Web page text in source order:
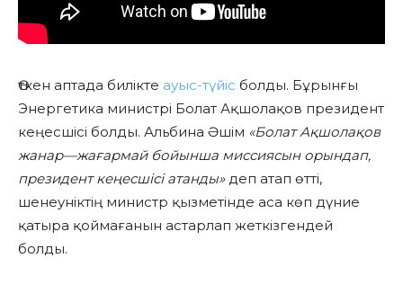
Өткен аптада билікте ауыс-түйіс болды. Бұрынғы
Энергетика министрі Болат Ақшолақов президент
кеңесшісі болды. Альбина Әшім «Болат Ақшолақов
жанар—жағармай бойынша миссиясын орындап,
президент кеңесшісі атанды»деп атап өтті,
шенеуніктің министр қызметінде аса көп дүние
қатыра қоймағанын астарлап жеткізгендей
болды.